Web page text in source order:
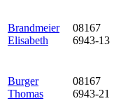
Brandmeier
Elisabeth
08167
6943-13
Burger
Thomas
08167
6943-21